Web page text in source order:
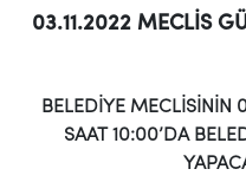
03.11.2022 MECLİS
BELEDİYE MECLİSİNİN
SAAT 10:00’DA